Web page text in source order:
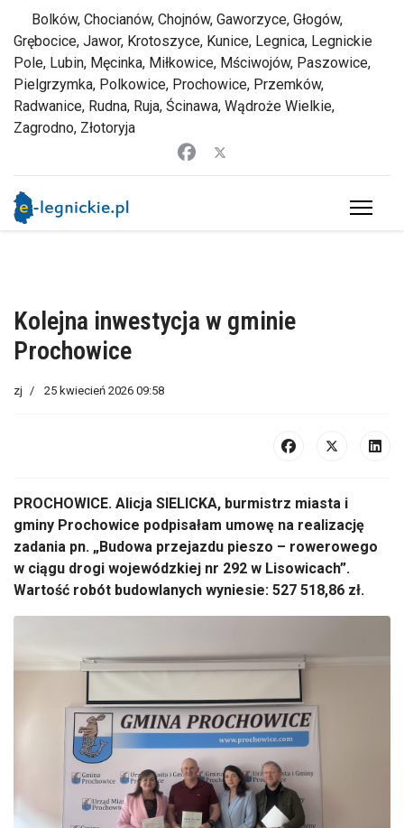
Bolków, Chocianów, Chojnów, Gaworzyce, Głogów,
Grębocice, Jawor, Krotoszyce, Kunice, Legnica, Legnickie
Pole, Lubin, Męcinka, Miłkowice, Mściwojów, Paszowice,
Pielgrzymka, Polkowice, Prochowice, Przemków,
Radwanice, Rudna, Ruja, Ścinawa, Wądroże Wielkie,
Zagrodno, Złotoryja
Kolejna inwestycja w gminie
Prochowice
zj 25 kwiecień 2026 09:58
PROCHOWICE. Alicja SIELICKA, burmistrz miasta i
gminy Prochowice podpisałam umowę na realizację
zadania pn. „Budowa przejazdu pieszo – rowerowego
w ciągu drogi wojewódzkiej nr 292 w Lisowicach”.
Wartość robót budowlanych wyniesie: 527 518,86 zł.